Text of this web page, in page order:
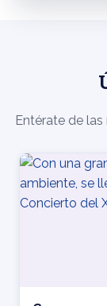
Entérate de